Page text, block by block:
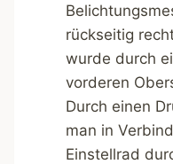
rückseitig
wurde durch
vorderen
Durch einen
man in
Einstellrad